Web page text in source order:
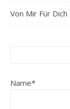
Von Mir Für Dich
Name*